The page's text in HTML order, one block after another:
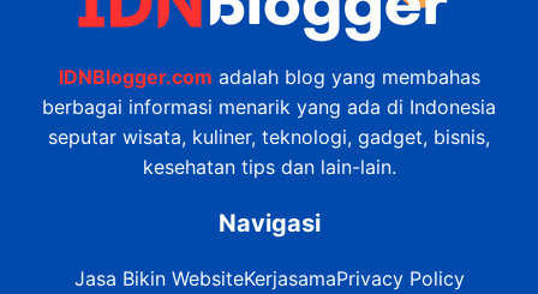
IDNBlogger.com adalah blog yang membahas
berbagai informasi menarik yang ada di Indonesia
seputar wisata, kuliner, teknologi, gadget, bisnis,
kesehatan tips dan lain-lain.
Navigasi
Jasa Bikin WebsiteKerjasamaPrivacy Policy